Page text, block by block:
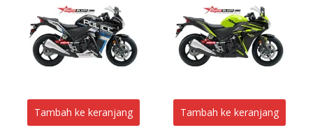
Tambah ke keranjang Tambah ke keranjang